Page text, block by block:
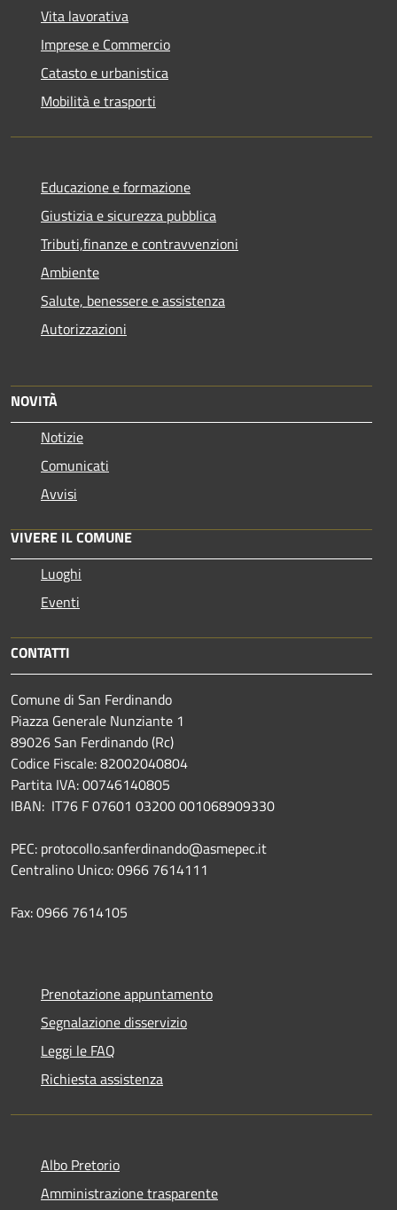
Vita lavorativa
Imprese e Commercio
Catasto e urbanistica
Mobilità e trasporti
Educazione e formazione
Giustizia e sicurezza pubblica
Tributi,finanze e contravvenzioni
Ambiente
Salute, benessere e assistenza
Autorizzazioni
NOVITÀ
Notizie
Comunicati
Avvisi
VIVERE IL COMUNE
Luoghi
Eventi
CONTATTI
Comune di San Ferdinando
Piazza Generale Nunziante 1
89026 San Ferdinando (Rc)
Codice Fiscale: 82002040804
Partita IVA: 00746140805
IBAN: IT76 F 07601 03200 001068909330
PEC: protocollo.sanferdinando@asmepec.it
Centralino Unico: 0966 7614111
Fax: 0966 7614105
Prenotazione appuntamento
Segnalazione disservizio
Leggi le FAQ
Richiesta assistenza
Albo Pretorio
Amministrazione trasparente